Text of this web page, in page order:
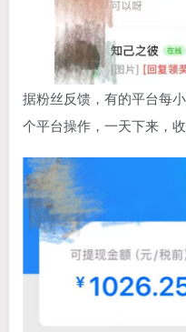
据粉丝反馈，有的平台每
个平台操作，一天下来，